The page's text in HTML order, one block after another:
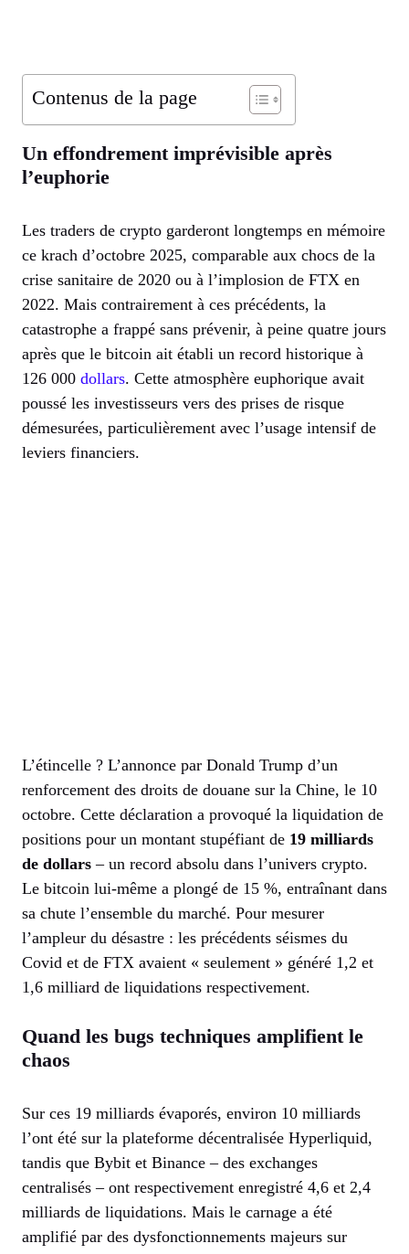
Contenus de la page
Un effondrement imprévisible après
l’euphorie
Les traders de crypto garderont longtemps en mémoire
ce krach d’octobre 2025, comparable aux chocs de la
crise sanitaire de 2020 ou à l’implosion de FTX en
2022. Mais contrairement à ces précédents, la
catastrophe a frappé sans prévenir, à peine quatre jours
après que le bitcoin ait établi un record historique à
126 000 dollars. Cette atmosphère euphorique avait
poussé les investisseurs vers des prises de risque
démesurées, particulièrement avec l’usage intensif de
leviers financiers.
L’étincelle ? L’annonce par Donald Trump d’un
renforcement des droits de douane sur la Chine, le 10
octobre. Cette déclaration a provoqué la liquidation de
positions pour un montant stupéfiant de 19 milliards
de dollars – un record absolu dans l’univers crypto.
Le bitcoin lui-même a plongé de 15 %, entraînant dans
sa chute l’ensemble du marché. Pour mesurer
l’ampleur du désastre : les précédents séismes du
Covid et de FTX avaient « seulement » généré 1,2 et
1,6 milliard de liquidations respectivement.
Quand les bugs techniques amplifient le
chaos
Sur ces 19 milliards évaporés, environ 10 milliards
l’ont été sur la plateforme décentralisée Hyperliquid,
tandis que Bybit et Binance – des exchanges
centralisés – ont respectivement enregistré 4,6 et 2,4
milliards de liquidations. Mais le carnage a été
amplifié par des dysfonctionnements majeurs sur